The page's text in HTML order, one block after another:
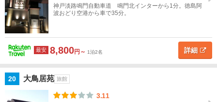
神戸淡路鳴門自動車道 鳴門北インターから1分。徳島阿
波おどり空港から車で35分。
最安 8,800円～ 1泊2名 詳細
20 大鳥居苑 旅館
3.11